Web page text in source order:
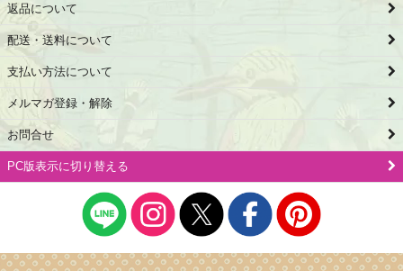
返品について
配送・送料について
支払い方法について
メルマガ登録・解除
お問合せ
PC版表示に切り替える